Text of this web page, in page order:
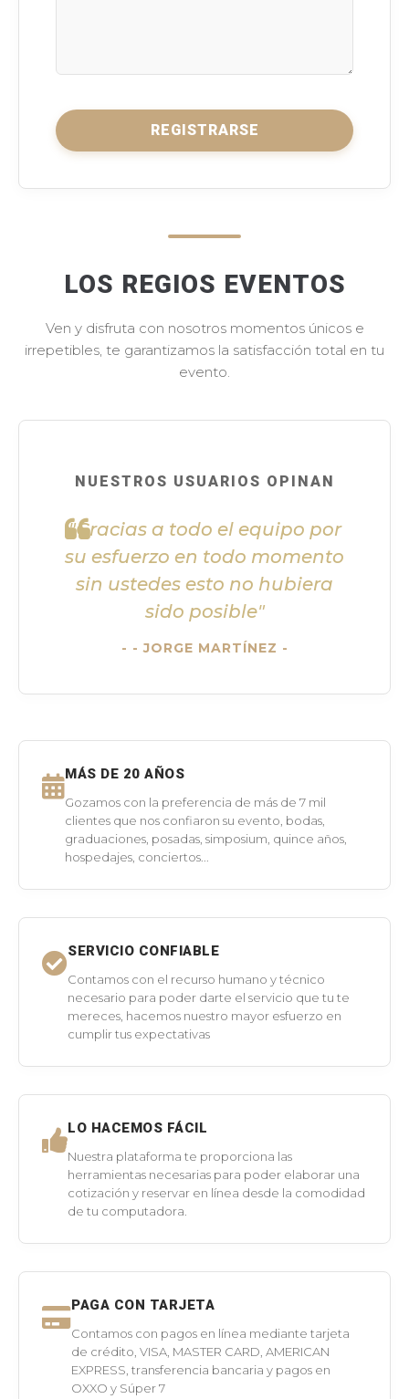
REGISTRARSE
LOS REGIOS EVENTOS
Ven y disfruta con nosotros momentos únicos e
irrepetibles, te garantizamos la satisfacción total en tu
evento.
NUESTROS USUARIOS OPINAN
"Gracias a todo el equipo por
su esfuerzo en todo momento
sin ustedes esto no hubiera
sido posible"
- JORGE MARTÍNEZ -
MÁS DE 20 AÑOS
Gozamos con la preferencia de más de 7 mil
clientes que nos confiaron su evento, bodas,
graduaciones, posadas, simposium, quince años,
hospedajes, conciertos...
SERVICIO CONFIABLE
Contamos con el recurso humano y técnico
necesario para poder darte el servicio que tu te
mereces, hacemos nuestro mayor esfuerzo en
cumplir tus expectativas
LO HACEMOS FÁCIL
Nuestra plataforma te proporciona las
herramientas necesarias para poder elaborar una
cotización y reservar en línea desde la comodidad
de tu computadora.
PAGA CON TARJETA
Contamos con pagos en línea mediante tarjeta
de crédito, VISA, MASTER CARD, AMERICAN
EXPRESS, transferencia bancaria y pagos en
OXXO y Súper 7